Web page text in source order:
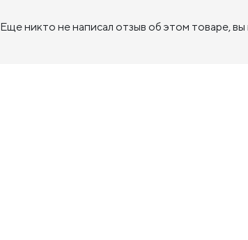
Еще никто не написал отзыв об этом товаре,